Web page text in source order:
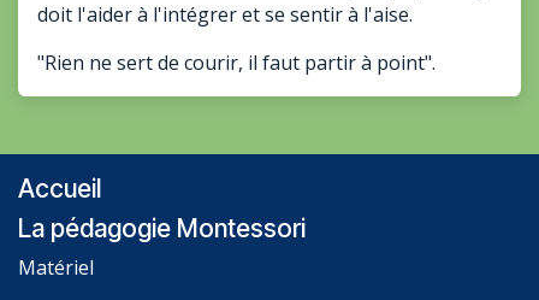
doit l'aider à l'intégrer et se sentir à l'aise.
"Rien ne sert de courir, il faut partir à point".
Accueil
La pédagogie Montessori
Matériel